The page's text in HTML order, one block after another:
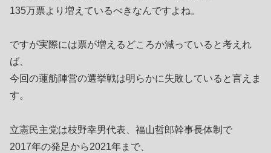
135万票より増えているべきなんですよね。
ですが実際には票が増えるどころか減っていると考えれ
ば、
今回の蓮舫陣営の選挙戦は明らかに失敗していると言えま
す。
立憲民主党は枝野幸男代表、福山哲郎幹事長体制で
2017年の発足から2021年まで、